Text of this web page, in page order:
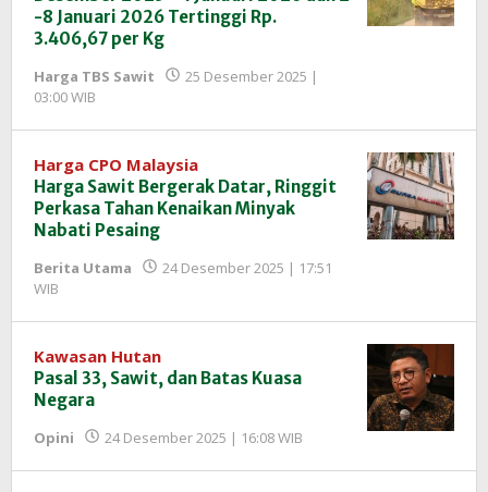
-8 Januari 2026 Tertinggi Rp.
3.406,67 per Kg
Harga TBS Sawit
25 Desember 2025 |
03:00 WIB
InfoSAWIT
Harga CPO Malaysia
Harga Sawit Bergerak Datar, Ringgit
Perkasa Tahan Kenaikan Minyak
Nabati Pesaing
Berita Utama
24 Desember 2025 | 17:51
WIB
InfoSAWIT
Kawasan Hutan
Pasal 33, Sawit, dan Batas Kuasa
Negara
Opini 24 Desember 2025 | 16:08 WIB
InfoSAWIT